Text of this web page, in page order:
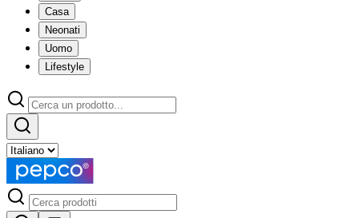
Casa
Neonati
Uomo
Lifestyle